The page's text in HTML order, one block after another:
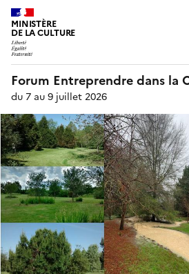
MINISTÈRE
DE LA CULTURE
Forum Entreprendre dans la
du 7 au 9 juillet 2026